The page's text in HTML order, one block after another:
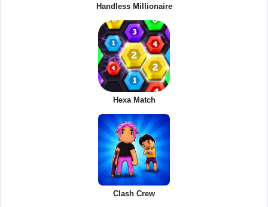
Handless Millionaire
Hexa Match
Clash Crew